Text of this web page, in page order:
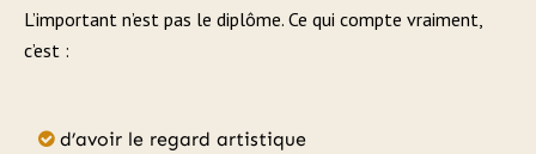
L’important n’est pas le diplôme. Ce qui compte vraiment,
c’est :
d’avoir le regard artistique